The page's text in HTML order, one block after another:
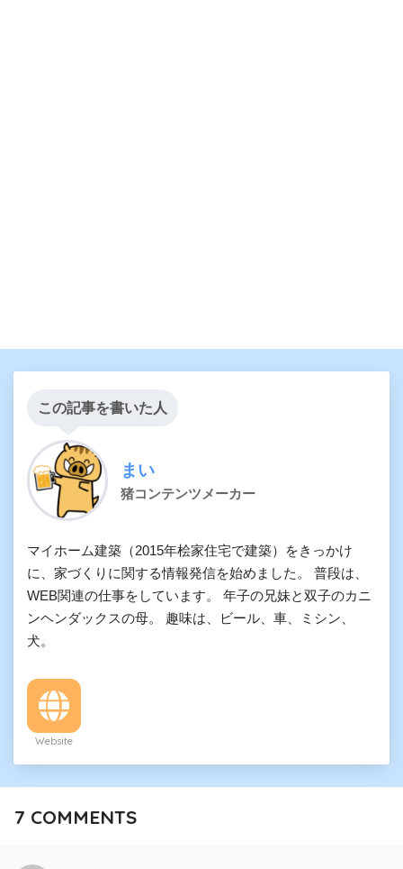
この記事を書いた人
まい
猪コンテンツメーカー
マイホーム建築（2015年桧家住宅で建築）をきっかけ
に、家づくりに関する情報発信を始めました。 普段は、
WEB関連の仕事をしています。 年子の兄妹と双子のカニ
ンヘンダックスの母。 趣味は、ビール、車、ミシン、
犬。
Website
7 COMMENTS